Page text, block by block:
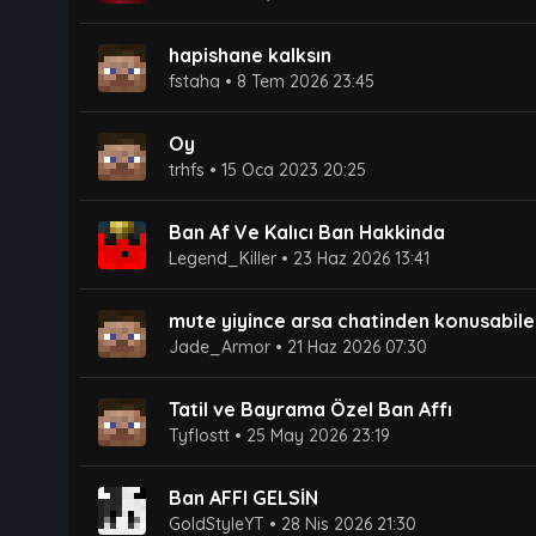
hapishane kalksın
fstaha • 8 Tem 2026 23:45
Oy
trhfs • 15 Oca 2023 20:25
Ban Af Ve Kalıcı Ban Hakkinda
Legend_Killer • 23 Haz 2026 13:41
mute yiyince arsa chatinden
Jade_Armor • 21 Haz 2026 07:30
Tatil ve Bayrama Özel Ban Affı
Tyflostt • 25 May 2026 23:19
Ban AFFI GELSİN
GoldStyleYT • 28 Nis 2026 21:30